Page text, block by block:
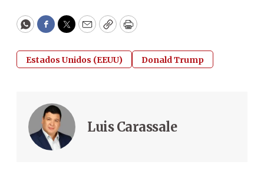
WhatsApp
Facebook
Twitter
EmailCopyPrint
Estados Unidos (EEUU) Donald Trump
Luis Carassale